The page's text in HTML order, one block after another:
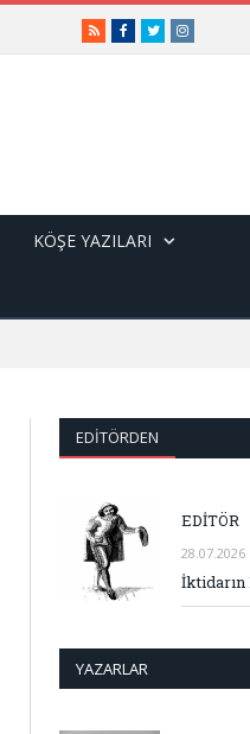
RSSFacebook
TwitterInstagram
KÖŞE YAZILARI
EDITÖRDEN
EDİTÖR
28.07.2026
İktidarın
YAZARLAR